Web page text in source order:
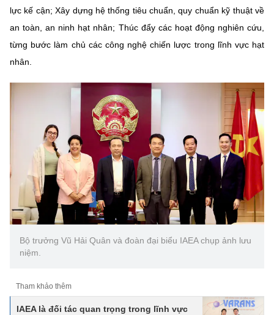
lực kế cận; Xây dựng hệ thống tiêu chuẩn, quy chuẩn kỹ thuật về
an toàn, an ninh hạt nhân; Thúc đẩy các hoạt động nghiên cứu,
từng bước làm chủ các công nghệ chiến lược trong lĩnh vực hạt
nhân.
Bộ trưởng Vũ Hải Quân và đoàn đại biểu IAEA chụp ảnh lưu
niệm.
Tham khảo thêm
IAEA là đối tác quan trọng trong lĩnh vực